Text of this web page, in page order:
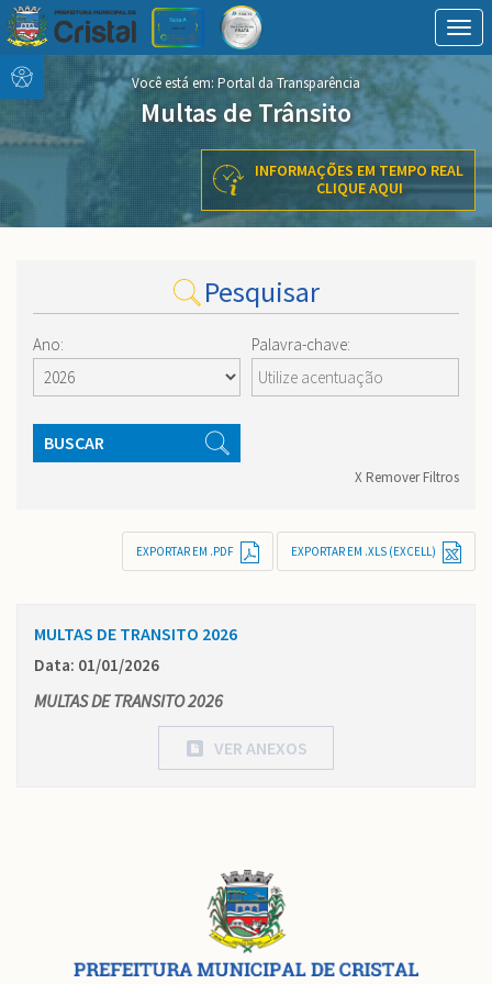
Conteúdo
Menu
conteúdo
do
menu
Você está em:Portal da Transparência
Multas de Trânsito
INFORMAÇÕES EM TEMPO REAL
CLIQUE AQUI
Pesquisar
Ano: Palavra-chave:
BUSCAR
X Remover Filtros
EXPORTAR EM .XLS (EXCELL)
EXPORTAR EM .PDF
MULTAS DE TRANSITO 2026
Data: 01/01/2026
MULTAS DE TRANSITO 2026
VER ANEXOS
Conteúdo
Rodapé